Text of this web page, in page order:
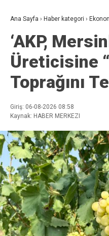
Ana Sayfa › Haber kategori ›
‘AKP,
Üreticisine
Toprağını
Giriş: 06-08-2026 08:58
Kaynak: HABER MERKEZI